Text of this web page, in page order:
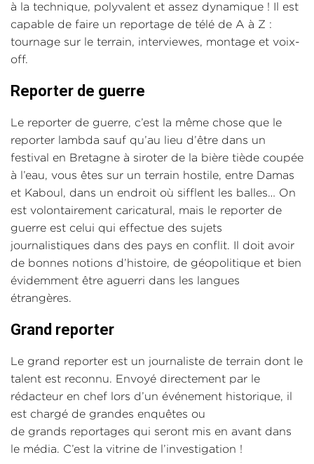
à la technique, polyvalent et assez dynamique ! Il est
capable de faire un reportage de télé de A à Z :
tournage sur le terrain, interviewes, montage et voix-
off.
Reporter de guerre
Le reporter de guerre, c’est la même chose que le
reporter lambda sauf qu’au lieu d’être dans un
festival en Bretagne à siroter de la bière tiède coupée
à l’eau, vous êtes sur un terrain hostile, entre Damas
et Kaboul, dans un endroit où sifflent les balles… On
est volontairement caricatural, mais le reporter de
guerre est celui qui effectue des sujets
journalistiques dans des pays en conflit. Il doit avoir
de bonnes notions d’histoire, de géopolitique et bien
évidemment être aguerri dans les langues
étrangères.
Grand reporter
Le grand reporter est un journaliste de terrain dont le
talent est reconnu. Envoyé directement par le
rédacteur en chef lors d’un événement historique, il
est chargé de grandes enquêtes ou
de grands reportages qui seront mis en avant dans
le média. C’est la vitrine de l’investigation !